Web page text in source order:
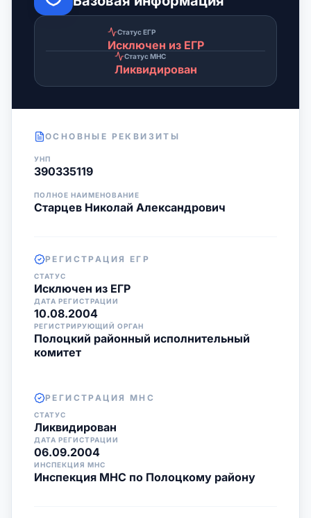
Статус ЕГР
Исключен из ЕГР
Статус МНС
Ликвидирован
ОСНОВНЫЕ РЕКВИЗИТЫ
УНП
390335119
ПОЛНОЕ НАИМЕНОВАНИЕ
Старцев Николай Александрович
РЕГИСТРАЦИЯ ЕГР
СТАТУС
Исключен из ЕГР
ДАТА РЕГИСТРАЦИИ
10.08.2004
РЕГИСТРИРУЮЩИЙ ОРГАН
Полоцкий районный исполнительный
комитет
РЕГИСТРАЦИЯ МНС
СТАТУС
Ликвидирован
ДАТА РЕГИСТРАЦИИ
06.09.2004
ИНСПЕКЦИЯ МНС
Инспекция МНС по Полоцкому району